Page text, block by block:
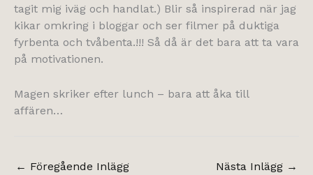
tagit mig iväg och handlat.) Blir så inspirerad när jag
kikar omkring i bloggar och ser filmer på duktiga
fyrbenta och tvåbenta.!!! Så då är det bara att ta vara
på motivationen.
Magen skriker efter lunch – bara att åka till
affären…
← Föregående Inlägg Nästa Inlägg →